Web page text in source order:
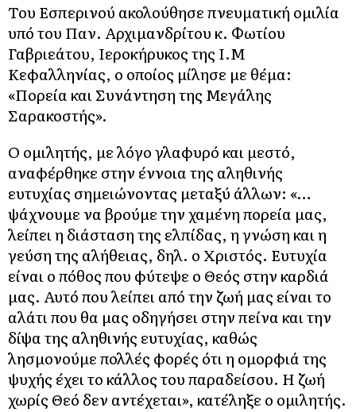
Του Εσπερινού ακολούθησε πνευματική ομιλία
υπό του Παν. Αρχιμανδρίτου κ. Φωτίου
Γαβριεάτου, Ιεροκήρυκος της Ι.Μ
Κεφαλληνίας, ο οποίος μίλησε με θέμα:
«Πορεία και Συνάντηση της Μεγάλης
Σαρακοστής».
Ο ομιλητής, με λόγο γλαφυρό και μεστό,
αναφέρθηκε στην έννοια της αληθινής
ευτυχίας σημειώνοντας μεταξύ άλλων: «…
ψάχνουμε να βρούμε την χαμένη πορεία μας,
λείπει η διάσταση της ελπίδας, η γνώση και η
γεύση της αλήθειας, δηλ. ο Χριστός. Ευτυχία
είναι ο πόθος που φύτεψε ο Θεός στην καρδιά
μας. Αυτό που λείπει από την ζωή μας είναι το
αλάτι που θα μας οδηγήσει στην πείνα και την
δίψα της αληθινής ευτυχίας, καθώς
λησμονούμε πολλές φορές ότι η ομορφιά της
ψυχής έχει το κάλλος του παραδείσου. Η ζωή
χωρίς Θεό δεν αντέχεται», κατέληξε ο ομιλητής.